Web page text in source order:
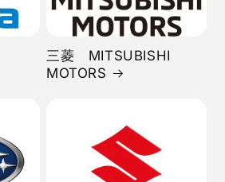
三菱 MITSUBISHI
MOTORS